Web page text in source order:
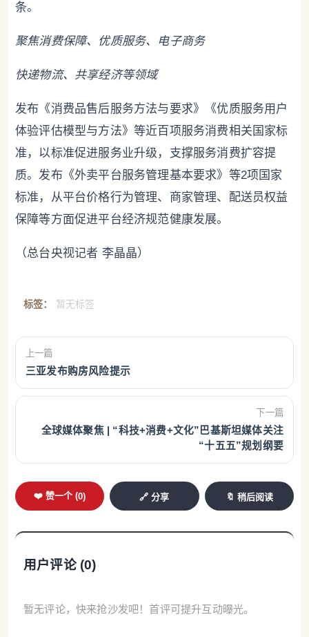
条。
聚焦消费保障、优质服务、电子商务
快递物流、共享经济等领域
发布《消费品售后服务方法与要求》《优质服务用户
体验评估模型与方法》等近百项服务消费相关国家标
准，以标准促进服务业升级，支撑服务消费扩容提
质。发布《外卖平台服务管理基本要求》等2项国家
标准，从平台价格行为管理、商家管理、配送员权益
保障等方面促进平台经济规范健康发展。
（总台央视记者 李晶晶）
标签： 暂无标签
上一篇
三亚发布购房风险提示
下一篇
全球媒体聚焦 | “科技+消费+文化”巴基斯坦媒体关注
“十五五”规划纲要
❤️ 赞一个 (0) 🔗 分享 🔖 稍后阅读
用户评论 (0)
暂无评论，快来抢沙发吧！首评可提升互动曝光。